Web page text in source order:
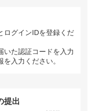
ログインIDを登録くだ
いた認証コードを入力
を入力ください。
提出